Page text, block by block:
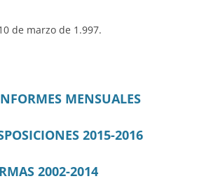
marzo de 1.997.
MENSUALES
2015-2016
2002-2014